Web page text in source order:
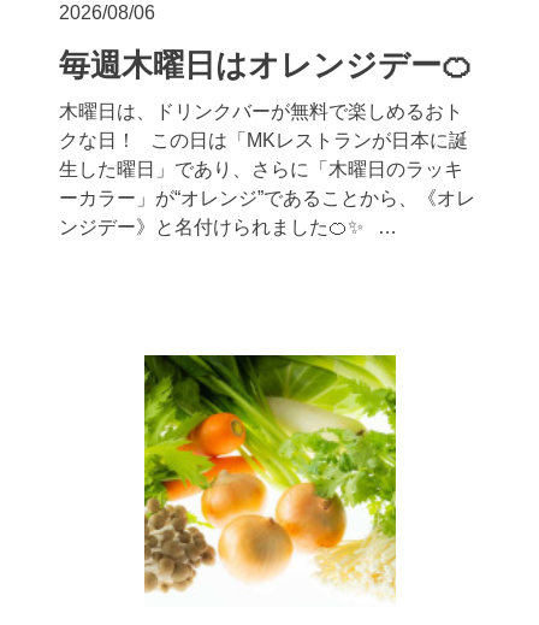
2026/08/06
毎週木曜日はオレンジデー🍊
木曜日は、ドリンクバーが無料で楽しめるおト
クな日！ この日は「MKレストランが日本に誕
生した曜日」であり、さらに「木曜日のラッキ
ーカラー」が“オレンジ”であることから、《オレ
ンジデー》と名付けられました🍊✨ …